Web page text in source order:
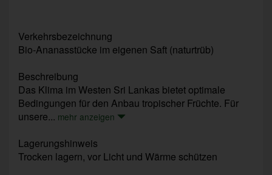
Verkehrsbezeichnung
Bio-Ananasstücke im eigenen Saft (naturtrüb)
Beschreibung
Das Klima im Westen Sri Lankas bietet optimale
Bedingungen für den Anbau tropischer Früchte. Für
unsere... mehr anzeigen
Lagerungshinweis
Trocken lagern, vor Licht und Wärme schützen